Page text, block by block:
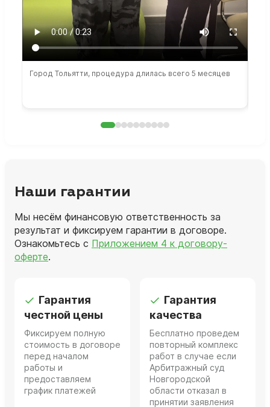
Город Тольятти, процедура длилась всего 5 месяцев
Наши гарантии
Мы несём финансовую ответственность за
результат и фиксируем гарантии в договоре.
Ознакомьтесь с Приложением 4 к договору-
оферте.
Гарантия
честной цены
Фиксируем полную
стоимость в договоре
перед началом
работы и
предоставляем
график платежей
Гарантия
качества
Бесплатно проведем
повторный комплекс
работ в случае если
Арбитражный суд
Новгородской
области отказал в
принятии заявления